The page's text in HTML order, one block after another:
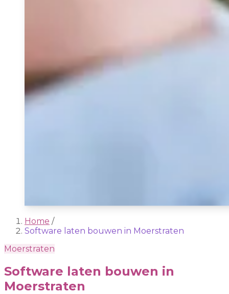
Home /
Software laten bouwen in Moerstraten
Moerstraten
Software laten bouwen in
Moerstraten